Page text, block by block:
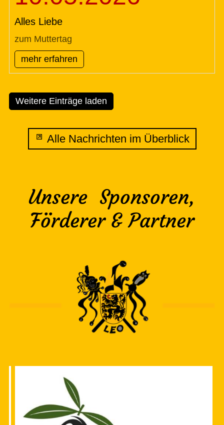
Alles Liebe
zum Muttertag
mehr erfahren
Weitere Einträge laden
Alle Nachrichten im Überblick
Unsere Sponsoren,
Förderer & Partner